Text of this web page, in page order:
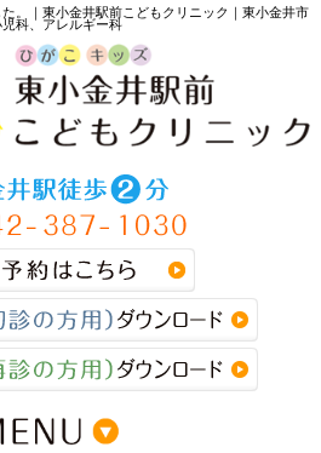
。｜東小金井駅前こどもクリニック｜東小金井市
児科、アレルギー科